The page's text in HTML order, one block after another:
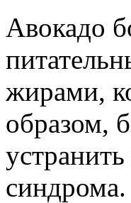
Авокадо
жирами,
образом,
синдрома.